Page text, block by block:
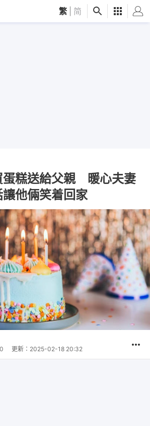
繁 简
蛋糕送給父親 暖心夫妻
他倆笑着回家
更新： 2025-02-18 20:32